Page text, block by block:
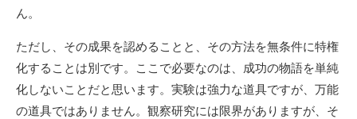
ん。
ただし、その成果を認めることと、その方法を無条件に特権
化することは別です。ここで必要なのは、成功の物語を単純
化しないことだと思います。実験は強力な道具ですが、万能
の道具ではありません。観察研究には限界がありますが、そ